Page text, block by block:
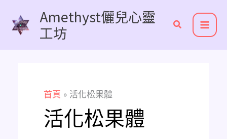
Amethyst儷兒心靈
工坊
首頁 活化松果體
活化松果體